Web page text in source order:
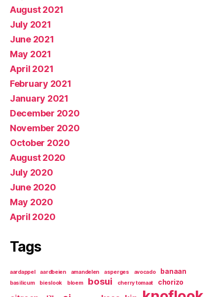
August 2021
July 2021
June 2021
May 2021
April 2021
February 2021
January 2021
December 2020
November 2020
October 2020
August 2020
July 2020
June 2020
May 2020
April 2020
Tags
aardappel aardbeien amandelen asperges avocado banaan
basilicum bieslook bloem bosui cherry tomaat chorizo